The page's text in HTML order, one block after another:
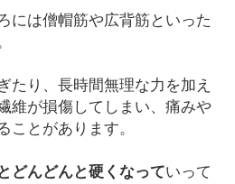
には僧帽筋や広背筋といった
たり、長時間無理な力を加え
維が損傷してしまい、痛みや
ことがあります。
どんどんと硬くなっていって